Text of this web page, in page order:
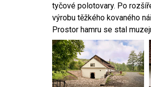
tyčové polotovary. Po
výrobu těžkého kovaného
Prostor hamru se stal